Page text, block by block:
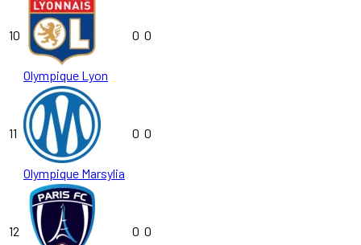
10
Olympique Lyon
0 0
11
Olympique Marsylia
0 0
12 0 0